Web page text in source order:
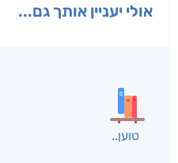
אולי יעניין אותך גם...